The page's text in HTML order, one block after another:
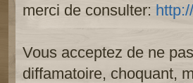
merci de consulter:
Vous acceptez de ne
diffamatoire, choquant,